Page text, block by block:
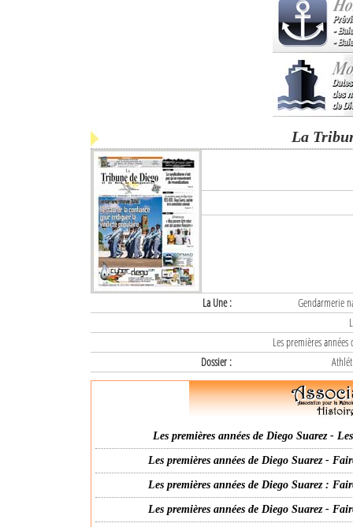
La
La Une :
Gendarmerie
Les premières
Dossier :
Les premières années de Diego Suarez -
Les premières années de Diego Suarez -
Les premières années de Diego Suarez :
Les premières années de Diego Suarez -